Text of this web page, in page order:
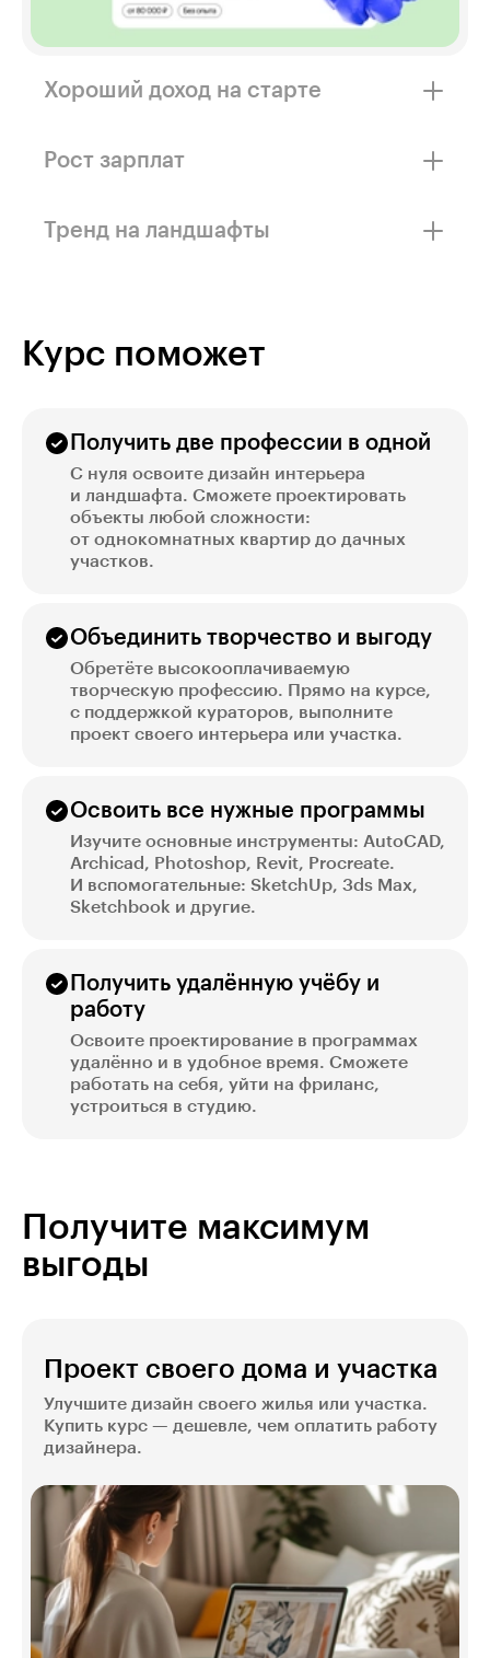
Хороший доход на старте
Цена за дизайн-проект складывается
Рост зарплат
в Москве зарплаты дизайнеров интерьера
Тренд на ландшафты
Курс поможет
Получить две профессии в одной
С нуля освоите дизайн интерьера
и ландшафта. Сможете проектировать
объекты любой сложности:
от однокомнатных квартир до дачных
участков.
Объединить творчество и выгоду
Обретёте высокооплачиваемую
творческую профессию. Прямо на курсе,
с поддержкой кураторов, выполните
проект своего интерьера или участка.
Освоить все нужные программы
Изучите основные инструменты: AutoCAD,
Archicad, Photoshop, Revit, Procreate.
И вспомогательные: SketchUp, 3ds Max,
Sketchbook и другие.
Получить удалённую учёбу и
работу
Освоите проектирование в программах
удалённо и в удобное время. Сможете
работать на себя, уйти на фриланс,
устроиться в студию.
Получите максимум
выгоды
Проект своего дома и участка
Улучшите дизайн своего жилья или участка.
Купить курс — дешевле, чем оплатить работу
дизайнера.